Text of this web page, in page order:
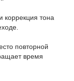
коррекция тона
повторной
время